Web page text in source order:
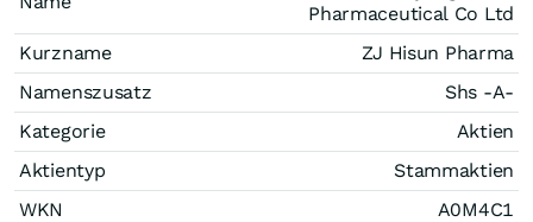
Pharmaceutical Co Ltd
Kurzname
ZJ Hisun Pharma
Namenszusatz
Shs -A-
Kategorie
Aktien
Aktientyp
Stammaktien
WKN
A0M4C1